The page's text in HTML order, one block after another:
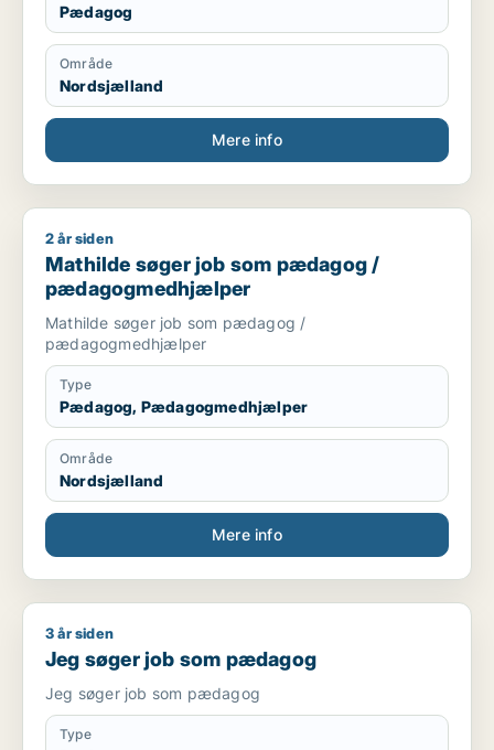
Pædagog
Område
Nordsjælland
Mere info
Mathilde søger job som pædagog / pædagogmedhjælper
2 år siden
Mathilde søger job som pædagog /
pædagogmedhjælper
Mathilde søger job som pædagog /
pædagogmedhjælper
Type
Pædagog, Pædagogmedhjælper
Område
Nordsjælland
Mere info
Jeg søger job som pædagog
3 år siden
Jeg søger job som pædagog
Jeg søger job som pædagog
Type